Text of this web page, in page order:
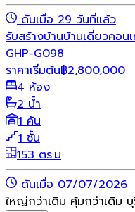
ดันเมื่อ 29 วันที่แล้ว
รับสร้างบ้านบ้านเดี่ยวคอน
GHP-G098
ราคาเริ่มต้น฿2,800,000
4 ห้อง
2 น้ำ
1 คัน
1 ชั้น
153 ตร.ม
ดันเมื่อ 07/07/2026
ใหญ่กว่าเดิม คุ้มกว่าเดิม